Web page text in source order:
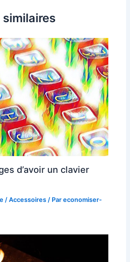
d’avoir un clavier
/Accessoires / Pareconomiser-